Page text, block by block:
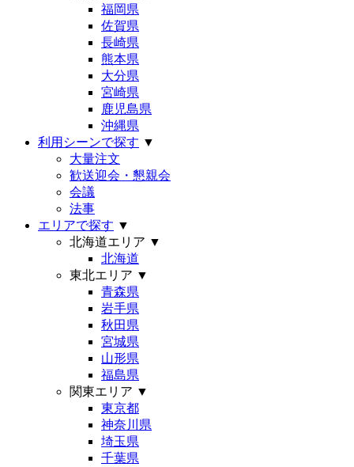
福岡県
佐賀県
長崎県
熊本県
大分県
宮崎県
鹿児島県
沖縄県
利用シーンで探す ▼
大量注文
歓送迎会・懇親会
会議
法事
エリアで探す ▼
北海道エリア ▼
北海道
東北エリア ▼
青森県
岩手県
秋田県
宮城県
山形県
福島県
関東エリア ▼
東京都
神奈川県
埼玉県
千葉県